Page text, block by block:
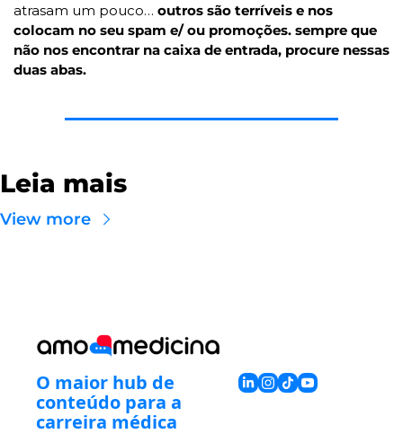
atrasam um pouco… outros são terríveis e nos
colocam no seu spam e/ ou promoções. sempre que
não nos encontrar na caixa de entrada, procure nessas
duas abas.
Leia mais
View more
O maior hub de
conteúdo para a
carreira médica